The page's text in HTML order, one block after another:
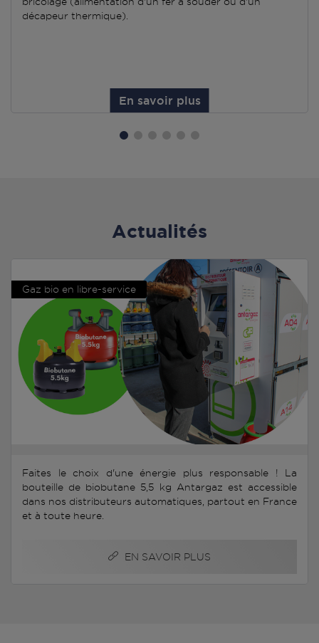
décapeur thermique).
En savoir plus
Actualités
Gaz bio en libre-service
Faites le choix d'une énergie plus responsable ! La
bouteille de biobutane 5,5 kg Antargaz est accessible
dans nos distributeurs automatiques, partout en France
et à toute heure.
EN SAVOIR PLUS